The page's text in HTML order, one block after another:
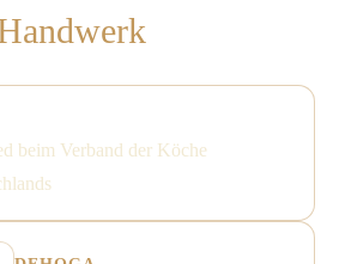
beim Verband der Köche